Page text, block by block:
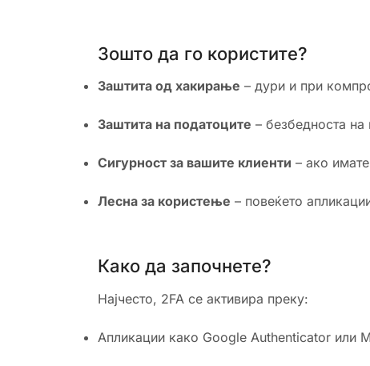
Зошто да го користите?
Заштита од хакирање – дури и при
Заштита на податоците – безбедноста
Сигурност за вашите клиенти – ако
Лесна за користење – повеќето
Како да започнете?
Најчесто, 2FA се активира преку:
Апликации како Google Authenticator или